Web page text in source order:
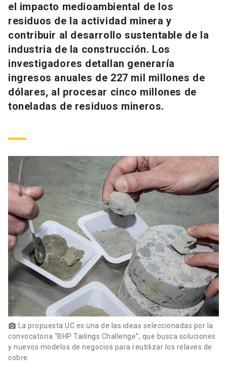
Información para keyboard_arrow_down
Futuros estudiantes
Estudiantes
Académicos
Personal
Padres y familia
Vecinos launch
Go to english site launch
ACCESOS DIRECTOS
Admisión launch
Mi Cuenta UC launch
Medios Biblioteca launch
Donaciones launch
el impacto medioambiental de los
residuos de la actividad minera y
contribuir al desarrollo sustentable de la
industria de la construcción. Los
investigadores detallan generaría
ingresos anuales de 227 mil millones de
dólares, al procesar cinco millones de
toneladas de residuos mineros.
photo_camera La propuesta UC es una de las ideas seleccionadas por la
convocatoria “BHP Tailings Challenge”, que busca soluciones
y nuevos modelos de negocios para reutilizar los relaves de
cobre.